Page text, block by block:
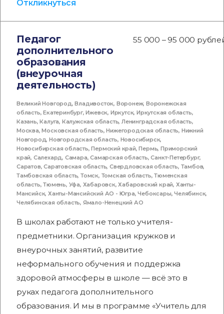
Откликнуться
Педагог
дополнительного
образования
(внеурочная
деятельность)
55 000 – 95 000
Великий Новгород,Владивосток, Воронеж,Воронежская
область,Екатеринбург,Ижевск, Иркутск,Иркутская область,
Казань,Калуга, Калужская область,Ленинградская область,
Москва,Московская область,Нижегородская область, Нижний
Новгород,Новгородская область, Новосибирск,
Новосибирская область,Пермский край,Пермь,Приморский
край, Салехард, Самара,Самарская область,Санкт-Петербург,
Саратов,Саратовская область,Свердловская область, Тамбов,
Тамбовская область,Томск, Томская область,Тюменская
область,Тюмень, Уфа, Хабаровск,Хабаровский край, Ханты-
Мансийск,Ханты-Мансийский АО - Югра,Чебоксары,Челябинск,
Челябинская область, Ямало-Ненецкий АО
В школах работают не только учителя-
предметники. Организация кружков и
внеурочных занятий, развитие
неформального обучения и поддержка
здоровой атмосферы в школе — всё это в
руках педагога дополнительного
образования. И мы в программе «Учитель для